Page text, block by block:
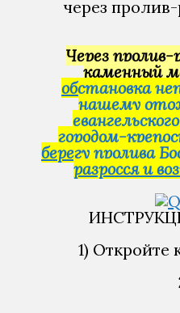
через
Через
каменный
обстановка
нашему
городом-
берегу пролива
разросся и
1)